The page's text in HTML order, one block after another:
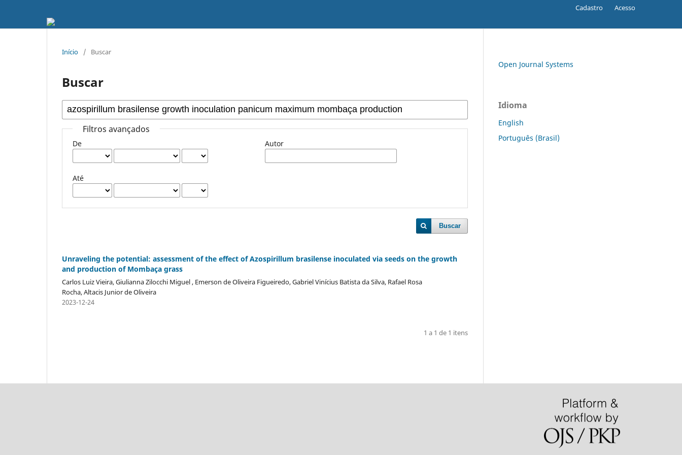
Cadastro Acesso
Início / Buscar
Buscar
Filtros avançados
De
Até
Autor
Buscar
Unraveling the potential: assessment of the effect of Azospirillum brasilense inoculated via seeds on the growth
and production of Mombaça grass
Carlos Luiz Vieira, Giulianna Zilocchi Miguel , Emerson de Oliveira Figueiredo, Gabriel Vinícius Batista da Silva, Rafael Rosa
Rocha, Altacis Junior de Oliveira
2023-12-24
1 a 1 de 1 itens
Open Journal Systems
Idioma
English
Português (Brasil)